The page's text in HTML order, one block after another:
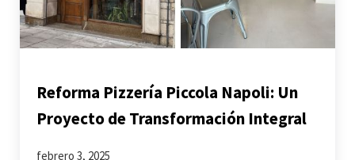
Reforma Pizzería Piccola Napoli: Un
Proyecto de Transformación Integral
febrero 3, 2025